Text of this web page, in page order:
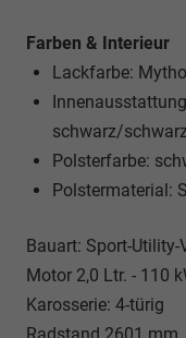
Farben & Interieur
Lackfarbe:
schwarz/
Polsterfarbe:
Polstermaterial:
Bauart: Sport-Utility-
Motor 2,0 Ltr. - 110
Karosserie: 4-türig